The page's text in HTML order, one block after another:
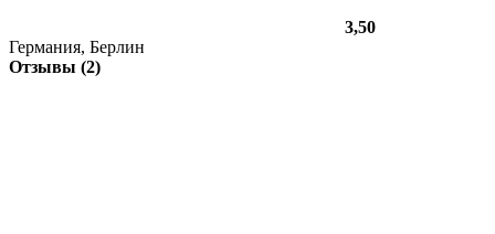
3,50
Германия, Берлин
Отзывы (2)